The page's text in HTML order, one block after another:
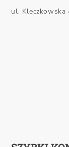
ul. Kleczkowska